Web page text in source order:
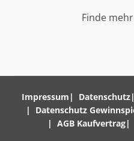
Finde
Impressum Datenschutz
Datenschutz
AGB Kaufvertrag